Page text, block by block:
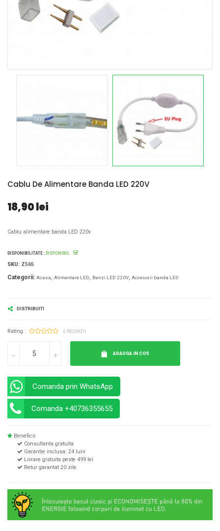
Cablu De Alimentare Banda LED 220V
18,90 lei
Cablu alimentare banda LED 220v
DISPONIBILITATE : DISPONIBIL
SKU: Z565
Categorii: Acasa Alimentare LED Benzi LED 220V Accesorii banda LED
DISTRIBUITI
Rating : 0 RECENZII
ADAUGA IN COS
Comanda prin WhatsApp
Comanda +40736355655
Beneficii:
Consultanta gratuita
Garantie inclusa: 24 luni
Livrare gratuita peste 499 lei
Retur garantat 20 zile